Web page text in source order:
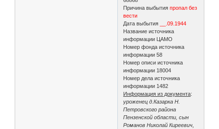
Причина выбытияпропал без
вести
Дата выбытия
__.09.1944
Название источника
информации ЦАМО
Номер фонда источника
информации 58
Номер описи источника
информации 18004
Номер дела источника
информации 1482
Информация из документа:
уроженец д.Казарка Н.
Петровского района
Пензенской области, сын
Романов Николай Киреевич,